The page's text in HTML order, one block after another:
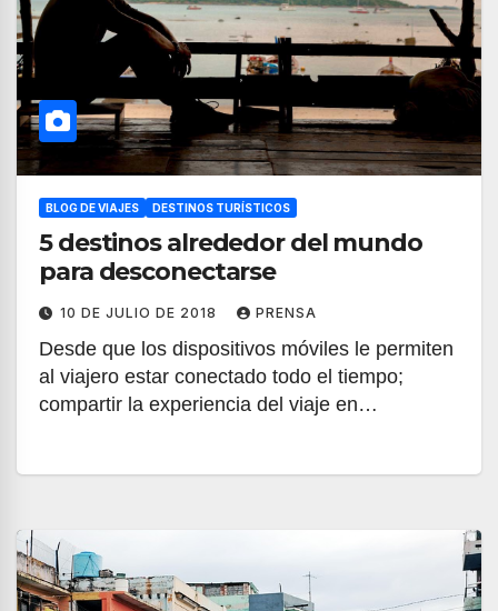
BLOG DE VIAJES DESTINOS TURÍSTICOS
5 destinos alrededor del mundo
para desconectarse
10 DE JULIO DE 2018 PRENSA
Desde que los dispositivos móviles le permiten
al viajero estar conectado todo el tiempo;
compartir la experiencia del viaje en…